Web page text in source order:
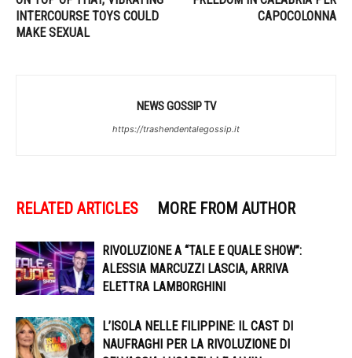
INTERCOURSE TOYS COULD
MAKE SEXUAL
CAPOCOLONNA
NEWS GOSSIP TV
https://trashendentalegossip.it
RELATED ARTICLES MORE FROM AUTHOR
RIVOLUZIONE A “TALE E QUALE SHOW”:
ALESSIA MARCUZZI LASCIA, ARRIVA
ELETTRA LAMBORGHINI
L’ISOLA NELLE FILIPPINE: IL CAST DI
NAUFRAGHI PER LA RIVOLUZIONE DI